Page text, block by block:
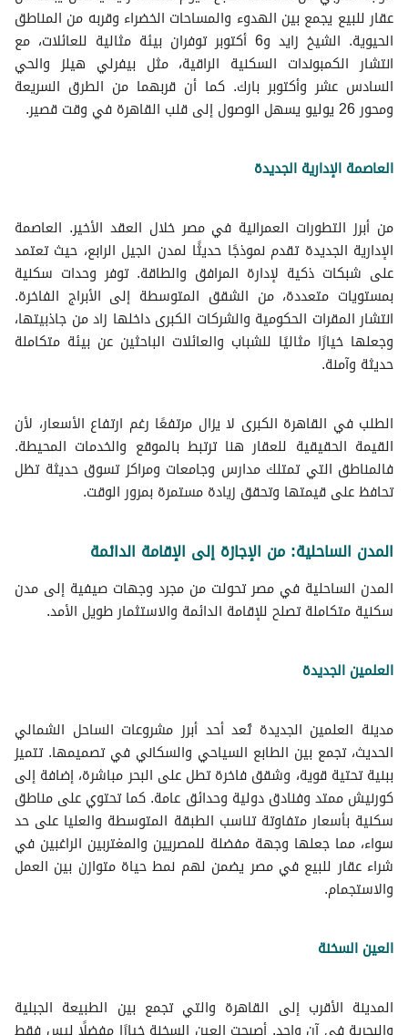
عقار للبيع يجمع بين الهدوء والمساحات الخضراء وقربه من المناطق
الحيوية. الشيخ زايد و6 أكتوبر توفران بيئة مثالية للعائلات، مع
انتشار الكمبوندات السكنية الراقية، مثل بيفرلي هيلز والحي
السادس عشر وأكتوبر بارك. كما أن قربهما من الطرق السريعة
ومحور 26 يوليو يسهل الوصول إلى قلب القاهرة في وقت قصير.
العاصمة الإدارية الجديدة
من أبرز التطورات العمرانية في مصر خلال العقد الأخير. العاصمة
الإدارية الجديدة تقدم نموذجًا حديثًا لمدن الجيل الرابع، حيث تعتمد
على شبكات ذكية لإدارة المرافق والطاقة. توفر وحدات سكنية
بمستويات متعددة، من الشقق المتوسطة إلى الأبراج الفاخرة.
انتشار المقرات الحكومية والشركات الكبرى داخلها زاد من جاذبيتها،
وجعلها خيارًا مثاليًا للشباب والعائلات الباحثين عن بيئة متكاملة
حديثة وآمنة.
الطلب في القاهرة الكبرى لا يزال مرتفعًا رغم ارتفاع الأسعار، لأن
القيمة الحقيقية للعقار هنا ترتبط بالموقع والخدمات المحيطة.
فالمناطق التي تمتلك مدارس وجامعات ومراكز تسوق حديثة تظل
تحافظ على قيمتها وتحقق زيادة مستمرة بمرور الوقت.
المدن الساحلية: من الإجازة إلى الإقامة الدائمة
المدن الساحلية في مصر تحولت من مجرد وجهات صيفية إلى مدن
سكنية متكاملة تصلح للإقامة الدائمة والاستثمار طويل الأمد.
العلمين الجديدة
مدينة العلمين الجديدة تُعد أحد أبرز مشروعات الساحل الشمالي
الحديث، تجمع بين الطابع السياحي والسكاني في تصميمها. تتميز
ببنية تحتية قوية، وشقق فاخرة تطل على البحر مباشرة، إضافة إلى
كورنيش ممتد وفنادق دولية وحدائق عامة. كما تحتوي على مناطق
سكنية بأسعار متفاوتة تناسب الطبقة المتوسطة والعليا على حد
سواء، مما جعلها وجهة مفضلة للمصريين والمغتربين الراغبين في
شراء عقار للبيع في مصر يضمن لهم نمط حياة متوازن بين العمل
والاستجمام.
العين السخنة
المدينة الأقرب إلى القاهرة والتي تجمع بين الطبيعة الجبلية